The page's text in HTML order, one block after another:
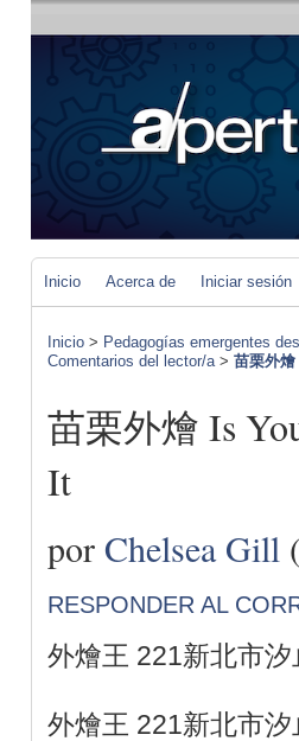
Inicio Acerca de Iniciar sesión
Inicio > Pedagogías emergentes
Comentarios del lector/a> 苗栗外
苗栗外燴 Is
It
por Chelsea Gill
RESPONDER AL
外燴王 221新北市
外燴王 221新北市